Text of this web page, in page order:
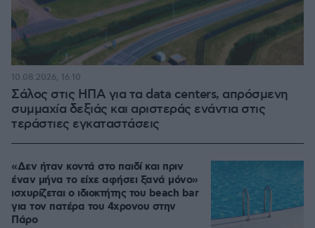
Σάλος στις ΗΠΑ για τα data centers, απρόσμενη
συμμαχία δεξιάς και αριστεράς ενάντια στις
τεράστιες εγκαταστάσεις
10.08.2026, 16:10
«Δεν ήταν κοντά στο παιδί και πριν
έναν μήνα το είχε αφήσει ξανά μόνο»
ισχυρίζεται ο ιδιοκτήτης του beach bar
για τον πατέρα του 4χρονου στην
Πάρο